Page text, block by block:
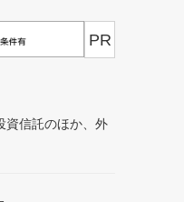
PR
資信託のほか、外